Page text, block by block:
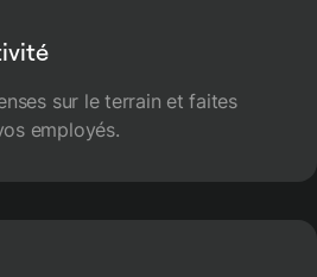
sur le terrain et faites
employés.